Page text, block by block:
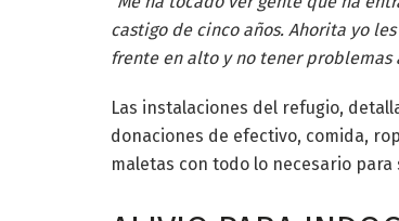
castigo de cinco años. Ahorita yo
frente en alto y no tener
Las instalaciones del refugio,
donaciones de efectivo, comida,
maletas con todo lo necesario